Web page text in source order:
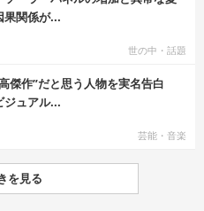
果関係が...
世の中・話題
傑作”だと思う人物を実名告白
ジュアル...
芸能・音楽
を見る